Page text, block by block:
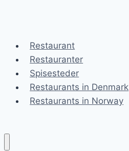
Restaurant
Restauranter
Spisesteder
Restaurants in Denmark
Restaurants in Norway